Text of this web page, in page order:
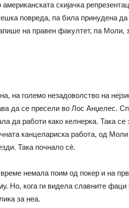
скијачка
повреда, па била принудена да
на правен факултет, па
на големо незадоволство на
да се пресели во Лос Анџелес.
да работи како келнерка. Така се
канцелариска работа, од
Така почнало сè.
немала поим од покер и на
Но, кога ги видела славните
за неа.